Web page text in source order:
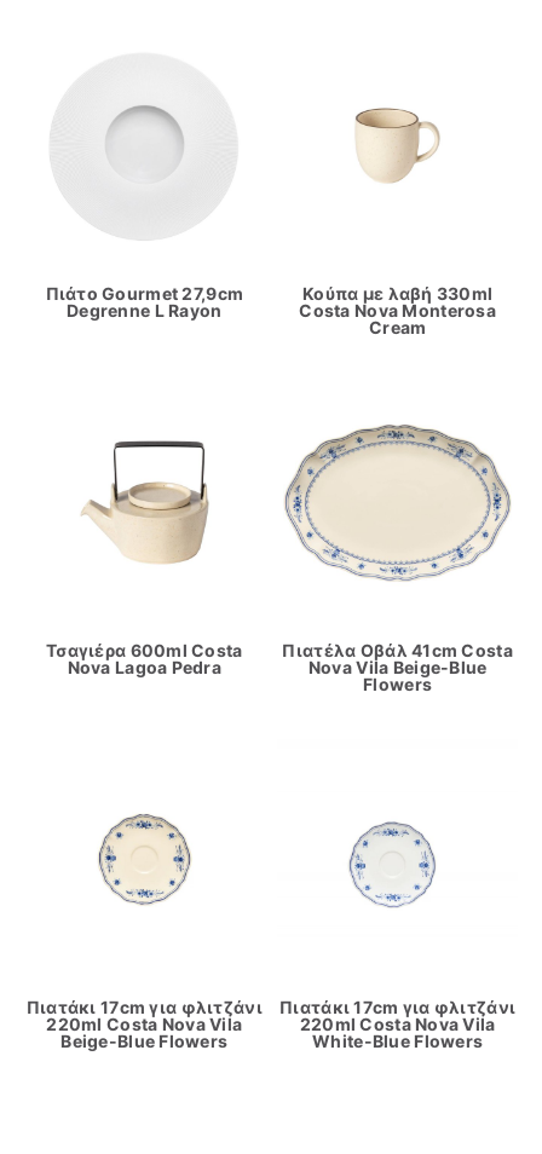
Πιάτο Gourmet 27,9cm
Degrenne L Rayon
Κούπα με λαβή 330ml
Costa Nova Monterosa
Cream
Τσαγιέρα 600ml Costa
Nova Lagoa Pedra
Πιατέλα Οβάλ 41cm Costa
Nova Vila Beige-Blue
Flowers
Πιατάκι 17cm για φλιτζάνι
220ml Costa Nova Vila
Beige-Blue Flowers
Πιατάκι 17cm για φλιτζάνι
220ml Costa Nova Vila
White-Blue Flowers